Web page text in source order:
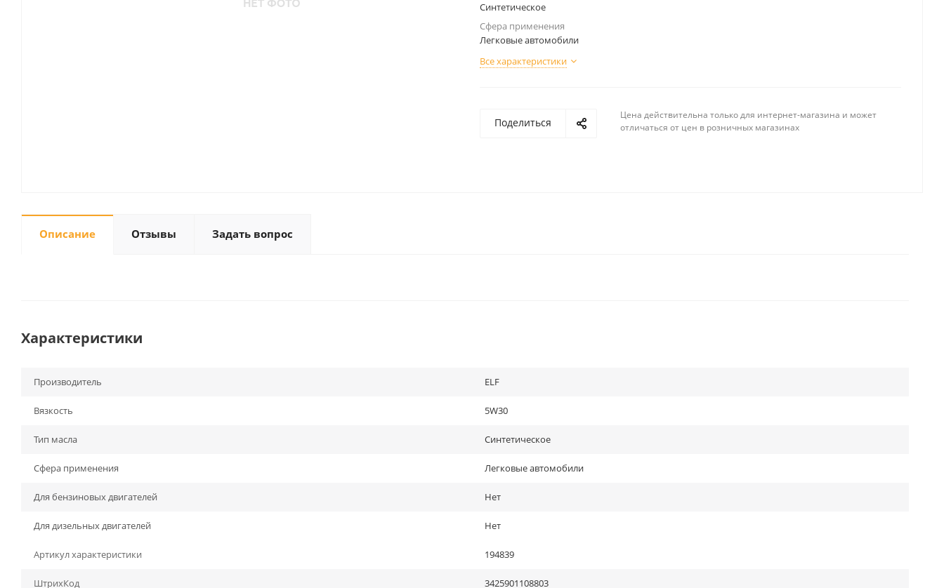
Синтетическое
Сфера применения
Легковые автомобили
Все характеристики
Поделиться
Цена действительна только для интернет-магазина и может
отличаться от цен в розничных магазинах
Описание Отзывы Задать вопрос
Характеристики
Производитель ELF
Вязкость 5W30
Тип масла Синтетическое
Сфера применения Легковые автомобили
Для бензиновых двигателей Нет
Для дизельных двигателей Нет
Артикул характеристики 194839
ШтрихКод 3425901108803